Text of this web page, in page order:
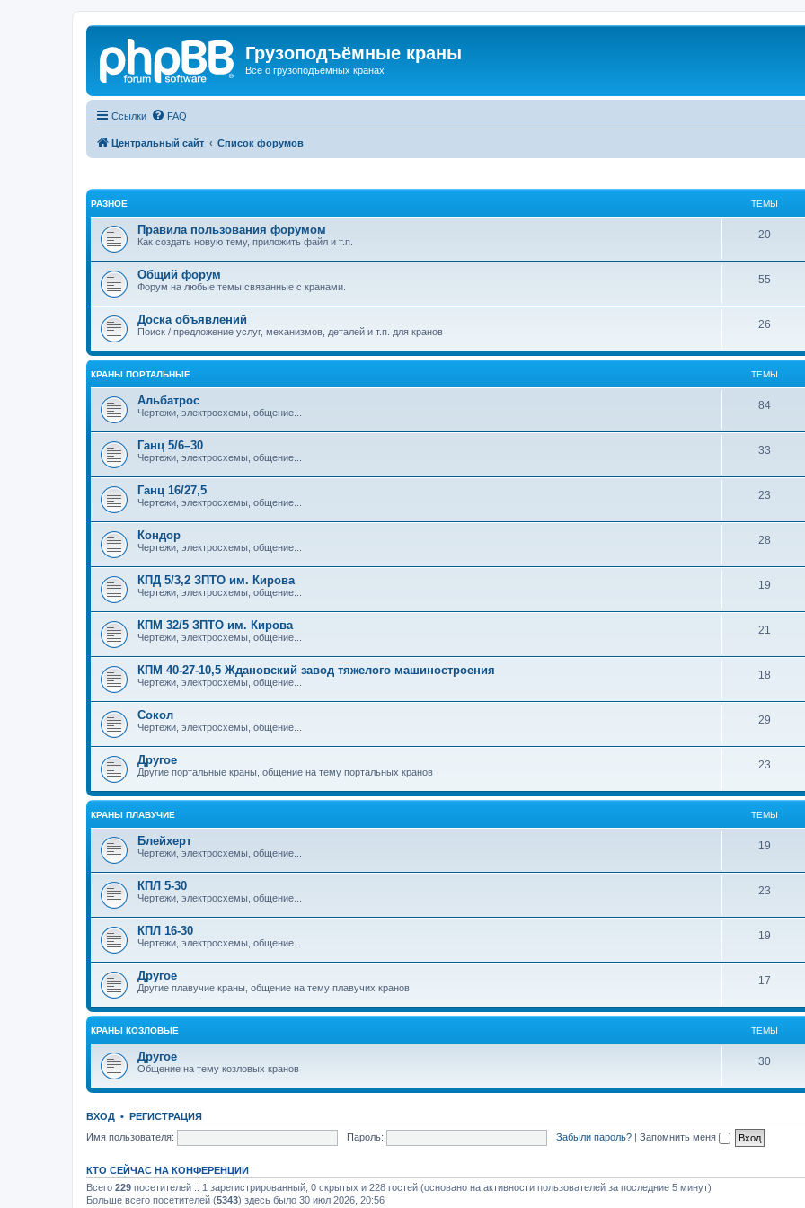
Грузоподъёмные краны
Всё о грузоподъёмных кранах
Ссылки FAQ
Центральный сайт Список форумов
РАЗНОЕ ТЕМЫ
Правила пользования форумом
Как создать новую тему, приложить файл и т.п.
20
Общий форум
Форум на любые темы связанные с кранами.
55
Доска объявлений
Поиск / предложение услуг, механизмов, деталей и т.п. для кранов
26
КРАНЫ ПОРТАЛЬНЫЕ ТЕМЫ
Альбатрос
Чертежи, электросхемы, общение...
84
Ганц 5/6–30
Чертежи, электросхемы, общение...
33
Ганц 16/27,5
Чертежи, электросхемы, общение...
23
Кондор
Чертежи, электросхемы, общение...
28
КПД 5/3,2 ЗПТО им. Кирова
Чертежи, электросхемы, общение...
19
КПМ 32/5 ЗПТО им. Кирова
Чертежи, электросхемы, общение...
21
КПМ 40-27-10,5 Ждановский завод тяжелого машиностроения
Чертежи, электросхемы, общение...
18
Сокол
Чертежи, электросхемы, общение...
29
Другое
Другие портальные краны, общение на тему портальных кранов
23
КРАНЫ ПЛАВУЧИЕ ТЕМЫ
Блейхерт
Чертежи, электросхемы, общение...
19
КПЛ 5-30
Чертежи, электросхемы, общение...
23
КПЛ 16-30
Чертежи, электросхемы, общение...
19
Другое
Другие плавучие краны, общение на тему плавучих кранов
17
КРАНЫ КОЗЛОВЫЕ ТЕМЫ
Другое
Общение на тему козловых кранов
30
ВХОД • РЕГИСТРАЦИЯ
Имя пользователя:
Пароль: Забыли пароль? | Запомнить меня
КТО СЕЙЧАС НА КОНФЕРЕНЦИИ
Всего 229 посетителей :: 1 зарегистрированный, 0 скрытых и 228 гостей (основано на активности пользователей за последние 5 минут)
Больше всего посетителей (5343) здесь было 30 июл 2026, 20:56